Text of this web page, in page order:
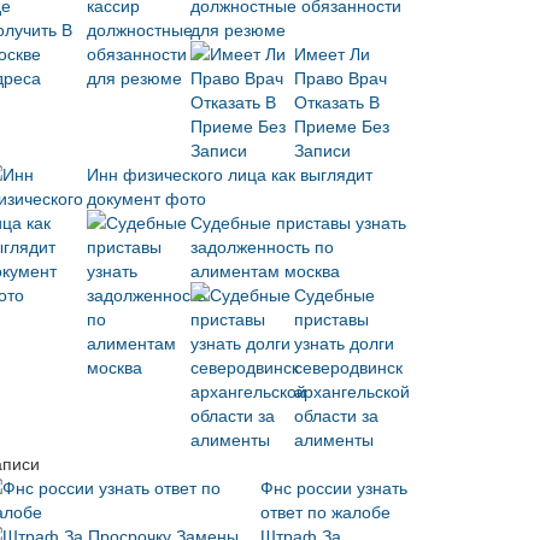
должностные обязанности
для резюме
Имеет Ли
Право Врач
Отказать В
Приеме Без
Записи
Инн физического лица как выглядит
документ фото
Судебные приставы узнать
задолженность по
алиментам москва
Судебные
приставы
узнать долги
северодвинск
архангельской
области за
алименты
Фнс россии узнать
ответ по жалобе
Штраф За